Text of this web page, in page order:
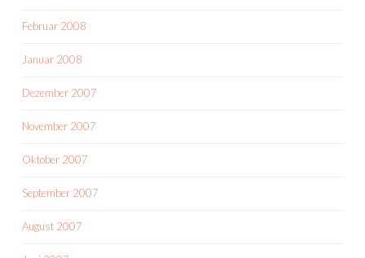
Februar 2008
Januar 2008
Dezember 2007
November 2007
Oktober 2007
September 2007
August 2007